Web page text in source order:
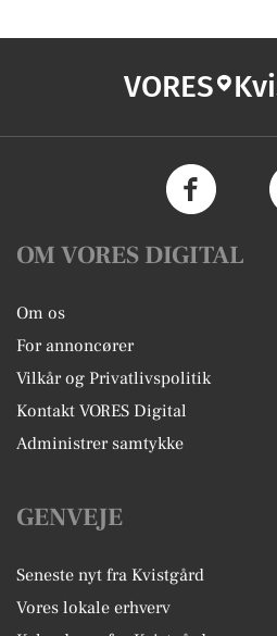
VORES
OM VORES DIGITAL
Om os
For annoncører
Vilkår og Privatlivspolitik
Kontakt VORES Digital
Administrer samtykke
GENVEJE
Seneste nyt fra Kvistgård
Vores lokale erhverv